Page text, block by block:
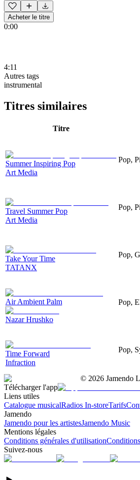
Acheter le titre
0:00
4:11
Autres tags
instrumental
Titres similaires
Titre
Summer Inspiring Pop
Art Media
Pop,
Travel Summer Pop
Art Media
Pop,
Take Your Time
TATANX
Pop,
Air Ambient Palm
Nazar Hrushko
Pop,
Time Forward
Infraction
Pop,
© 2026 Jamendo
Télécharger l'app
Liens utiles
Catalogue musicalRadios In-storeTarifs
Jamendo
Jamendo pour les artistesJamendo Music
Mentions légales
Conditions générales d'utilisation
Suivez-nous